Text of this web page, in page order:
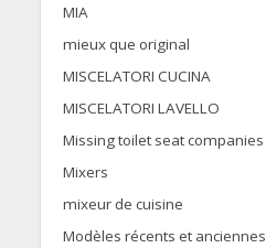
MIA
mieux que original
MISCELATORI CUCINA
MISCELATORI LAVELLO
Missing toilet seat companies
Mixers
mixeur de cuisine
Modèles récents et anciennes